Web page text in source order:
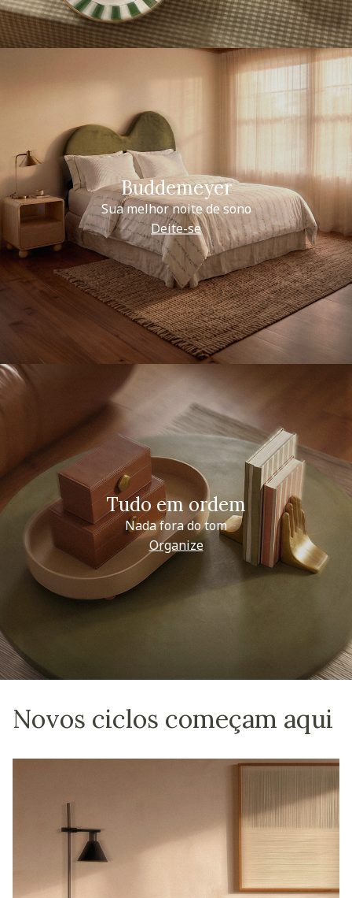
Buddemeyer
Sua melhor noite de sono
Deite-se
Tudo em ordem
Nada fora do tom
Organize
Novos ciclos começam aqui